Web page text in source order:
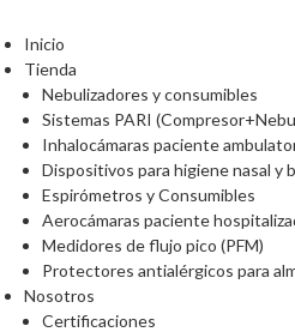
Inicio
Tienda
Nebulizadores y consumibles
Sistemas PARI
Inhalocámaras paciente
Dispositivos para higiene nasal y
Espirómetros y Consumibles
Aerocámaras paciente
Medidores de flujo pico (PFM)
Protectores antialérgicos para
Nosotros
Certificaciones